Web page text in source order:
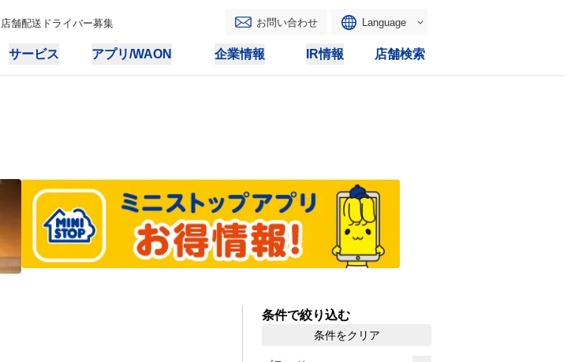
店舗配送ドライバー募集 お問い合わせ Language
English
サービス アプリ/WAON 企業情報 IR情報 店舗検索
Wi-Fi その他
株主さまメモ
株式の状況
株主総会
電子公告
IRトピックス
IRポリシー
条件で絞り込む
条件をクリア